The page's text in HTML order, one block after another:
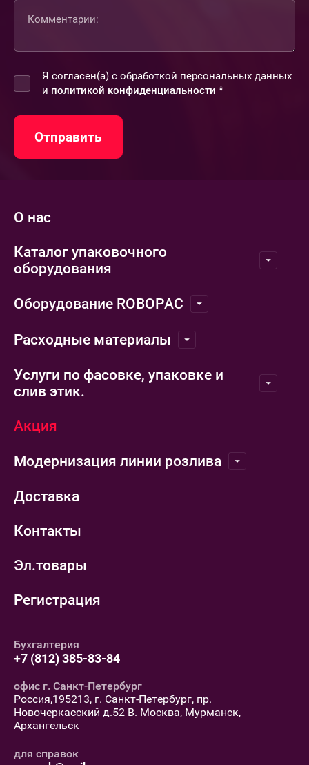
Я согласен(а) с обработкой персональных данных
и политикой конфиденциальности *
Отправить
Бухгалтерия
+7 (812) 385-83-84
офис г. Санкт-Петербург
Россия,195213, г. Санкт-Петербург, пр.
Новочеркасский д.52 В. Москва, Мурманск,
Архангельск
для справок
О нас
Каталог упаковочного
оборудования
Оборудование ROBOPAC
Расходные материалы
Услуги по фасовке, упаковке и
слив этик.
Акция
Модернизация линии розлива
Доставка
Контакты
Эл.товары
Регистрация